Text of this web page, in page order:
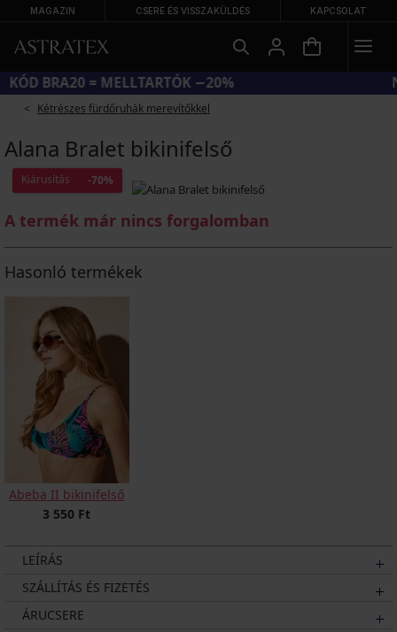
MAGAZIN CSERE ÉS VISSZAKÜLDÉS KAPCSOLAT
KÓD BRA20 = MELLTARTÓK −20%
Kétrészes fürdőruhák merevítőkkel
Alana Bralet bikinifelső
Kiárusítás -70%
A termék már nincs forgalomban
Hasonló termékek
Abeba II bikinifelső
3 550 Ft
LEÍRÁS
SZÁLLÍTÁS ÉS FIZETÉS
ÁRUCSERE